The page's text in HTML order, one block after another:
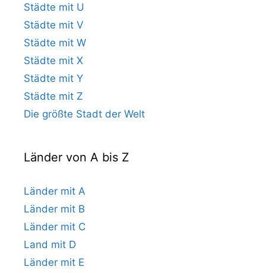
Städte mit U
Städte mit V
Städte mit W
Städte mit X
Städte mit Y
Städte mit Z
Die größte Stadt der Welt
Länder von A bis Z
Länder mit A
Länder mit B
Länder mit C
Land mit D
Länder mit E